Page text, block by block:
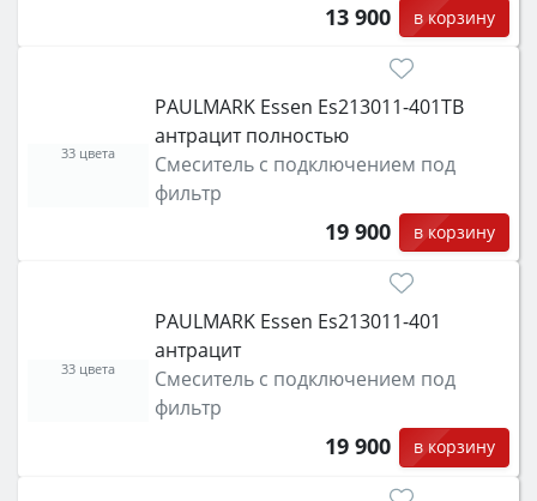
13 900 в корзину
PAULMARK Essen Es213011-401TB
антрацит полностью
Смеситель с подключением под
фильтр
19 900 в корзину
33 цвета
PAULMARK Essen Es213011-401
антрацит
Смеситель с подключением под
фильтр
19 900 в корзину
33 цвета